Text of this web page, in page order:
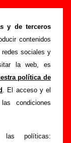
y de terceros
contenidos
redes sociales y
la web, es
política de
. El acceso y el
condiciones
políticas:
Chinarro
loca
de información
por
aparecerá
los discos en
grabación del
puedes